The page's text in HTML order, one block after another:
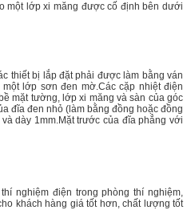
một lớp xi măng được cố định bên dưới
thiết bị lắp đặt phải được làm bằng ván
lớp sơn đen mờ.Các cặp nhiệt điện
mặt tường, lớp xi măng và sàn của góc
đĩa đen nhỏ (làm bằng đồng hoặc đồng
dày 1mm.Mặt trước của đĩa phẳng với
nghiệm điện trong phòng thí nghiệm,
khách hàng giá tốt hơn, chất lượng tốt